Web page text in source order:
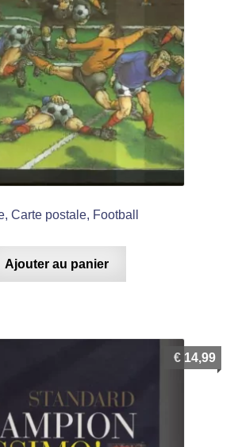
Carte postale, Football
Ajouter au panier
€ 14,99